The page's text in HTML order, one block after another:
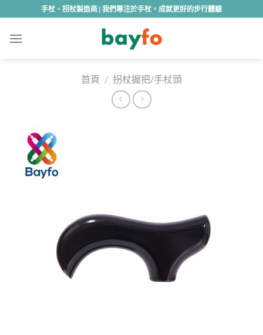
to
content
手杖、拐杖製造商 | 我們專注於手杖，成就更好的步行體驗
首頁 / 拐杖握把/手杖頭